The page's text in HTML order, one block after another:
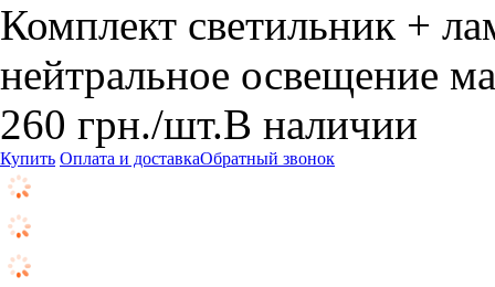
Комплект светильник +
нейтральное освещение
260 грн./шт.В наличии
Купить Оплата и доставкаОбратный звонок